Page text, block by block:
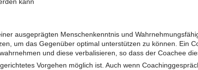
ausgeprägten Menschenkenntnis und
um das Gegenüber optimal unterstützen zu können. Ein
und diese verbalisieren, so dass der Coachee
Vorgehen möglich ist. Auch wenn